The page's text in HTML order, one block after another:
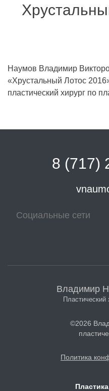
Наумов Владимир
«Хрустальный Лотос
пластический хирург по
8 (717)
Социальные сети
Владимир
Пластический
©2026
Политика